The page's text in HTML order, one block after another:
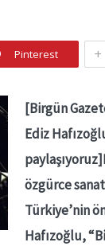
Pinterest +
[Birgün
Ediz
özgürce
Türkiye’nin
Hafızoğlu,